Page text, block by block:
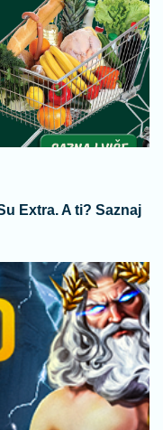
Extra. A ti? Saznaj